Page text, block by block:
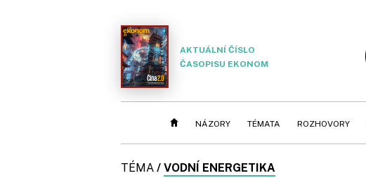
AKTUÁLNÍ ČÍSLO
ČASOPISU EKONOM
NÁZORY TÉMATA ROZHOVORY
TÉMA / VODNÍ ENERGETIKA